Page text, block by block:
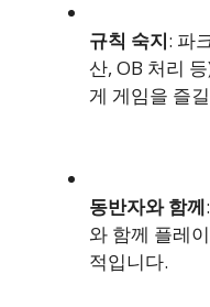
규칙 숙지: 파
산, OB 처리
게 게임을 즐
동반자와 함께
와 함께 플레
적입니다.